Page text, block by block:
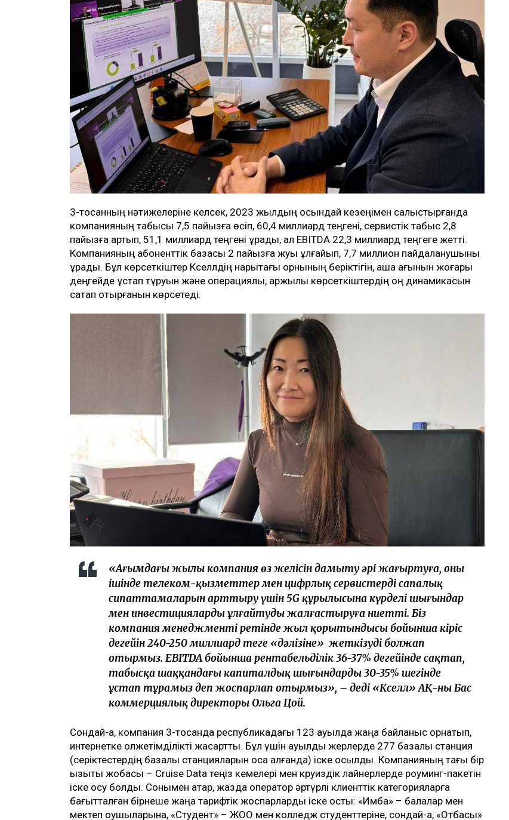
3-тоқсанның нәтижелеріне келсек, 2023 жылдың осындай кезеңімен салыстырғанда
компанияның табысы 7,5 пайызға өсіп, 60,4 миллиард теңгені, сервистік табыс 2,8
пайызға артып, 51,1 миллиард теңгені құрады, ал EBITDA 22,3 миллиард теңгеге жетті.
Компанияның абоненттік базасы 2 пайызға жуық ұлғайып, 7,7 миллион пайдаланушыны
құрады. Бұл көрсеткіштер Кселлдің нарықтағы орнының беріктігін, ақша ағынын жоғары
деңгейде ұстап тұруын және операциялық, қаржылық көрсеткіштердің оң динамикасын
сақтап отырғанын көрсетеді.
«Ағымдағы жылы компания өз желісін дамыту әрі жаңғыртуға, оның
ішінде телеком-қызметтер мен цифрлық сервистердің сапалық
сипаттамаларын арттыру үшін 5G құрылысына күрделі шығындар
мен инвестицияларды ұлғайтуды жалғастыруға ниетті. Біз
компания менеджменті ретінде жыл қорытындысы бойынша кіріс
деңгейін 240-250 миллиард теңге «дәлізіне» жеткізуді болжап
отырмыз. EBITDA бойынша рентабельділік 36-37% деңгейінде сақтап,
табысқа шаққандағы капиталдық шығындарды 30-35% шегінде
ұстап тұрамыз деп жоспарлап отырмыз», – деді «Кселл» АҚ-ның Бас
коммерциялық директоры Ольга Цой.
Сондай-ақ, компания 3-тоқсанда республикадағы 123 ауылда жаңа байланыс орнатып,
интернетке қолжетімділікті жақсартты. Бұл үшін ауылдық жерлерде 277 базалық станция
(серіктестердің базалық станцияларын қоса алғанда) іске қосылды. Компанияның тағы бір
қызықты жобасы – Cruise Data теңіз кемелері мен круиздік лайнерлерде роуминг-пакетін
іске қосу болды. Сонымен қатар, жазда оператор әртүрлі клиенттік категорияларға
бағытталған бірнеше жаңа тарифтік жоспарларды іске қосты: «Имба» – балалар мен
мектеп оқушыларына, «Студент» – ЖОО мен колледж студенттеріне, сондай-ақ, «Отбасы»